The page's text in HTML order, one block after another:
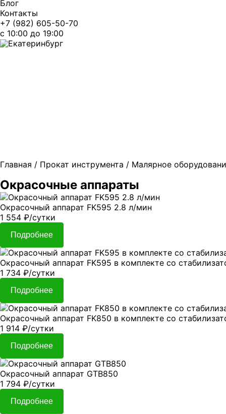
Блог
Контакты
+7 (982) 605-50-70
c 10:00 до 19:00
Екатеринбург
Главная / Прокат инструмента / Малярное
Окрасочные аппараты
Окрасочный аппарат FK595 2.8 л/мин
1 554 ₽/сутки
Подробнее
Окрасочный аппарат FK595 в комплекте со
1 734 ₽/сутки
Подробнее
Окрасочный аппарат FK850 в комплекте со
1 914 ₽/сутки
Подробнее
Окрасочный аппарат GTB850
1 794 ₽/сутки
Подробнее